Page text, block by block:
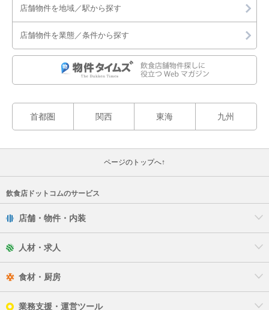
店舗物件を地域／駅から探す
店舗物件を業態／条件から探す
首都圏 関西 東海 九州
ページのトップへ↑
飲食店ドットコムのサービス
店舗・物件・内装
人材・求人
食材・厨房
業務支援・運営ツール